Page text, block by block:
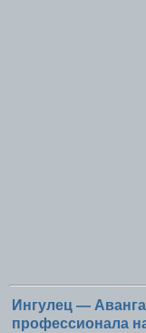
Ингулец —
профессионала